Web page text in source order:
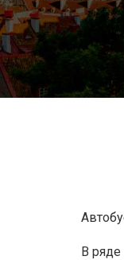
В ряде